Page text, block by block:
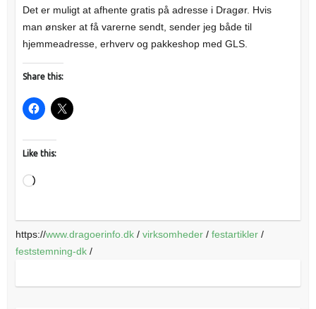
Det er muligt at afhente gratis på adresse i Dragør. Hvis
man ønsker at få varerne sendt, sender jeg både til
hjemmeadresse, erhverv og pakkeshop med GLS.
Share this:
Like this:
Loading…
https://www.dragoerinfo.dk/ virksomheder/ festartikler/
feststemning-dk/